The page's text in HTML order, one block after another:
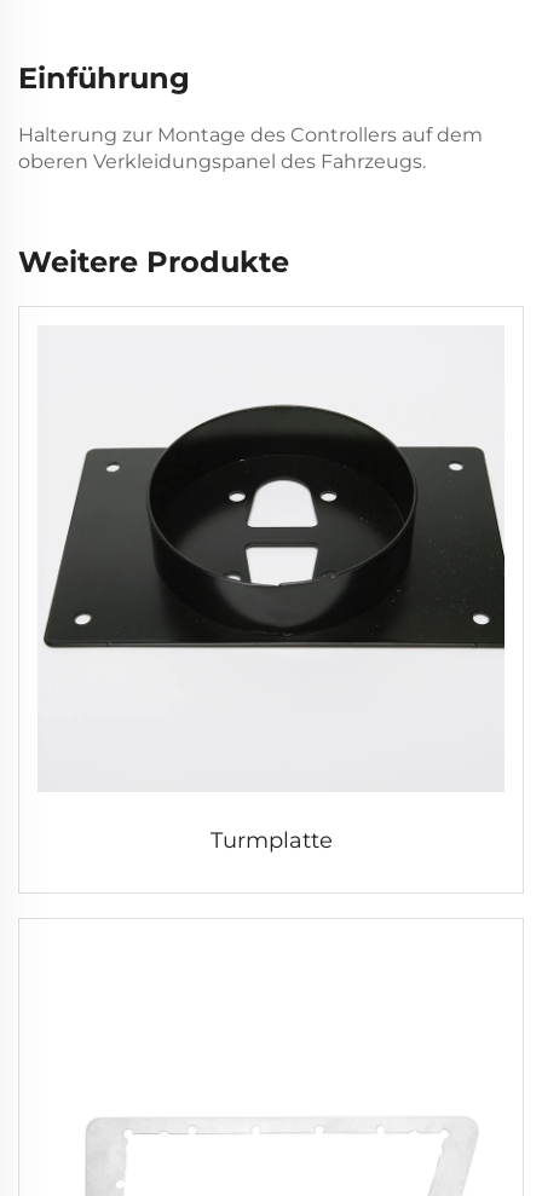
Einführung
Halterung zur Montage des Controllers auf dem
oberen Verkleidungspanel des Fahrzeugs.
Weitere Produkte
Turmplatte